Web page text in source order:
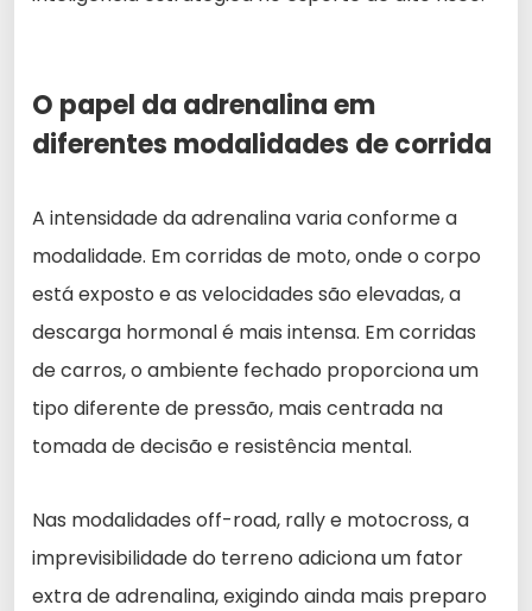
O papel da adrenalina em
diferentes modalidades de corrida
A intensidade da adrenalina varia conforme a
modalidade. Em corridas de moto, onde o corpo
está exposto e as velocidades são elevadas, a
descarga hormonal é mais intensa. Em corridas
de carros, o ambiente fechado proporciona um
tipo diferente de pressão, mais centrada na
tomada de decisão e resistência mental.
Nas modalidades off-road, rally e motocross, a
imprevisibilidade do terreno adiciona um fator
extra de adrenalina, exigindo ainda mais preparo